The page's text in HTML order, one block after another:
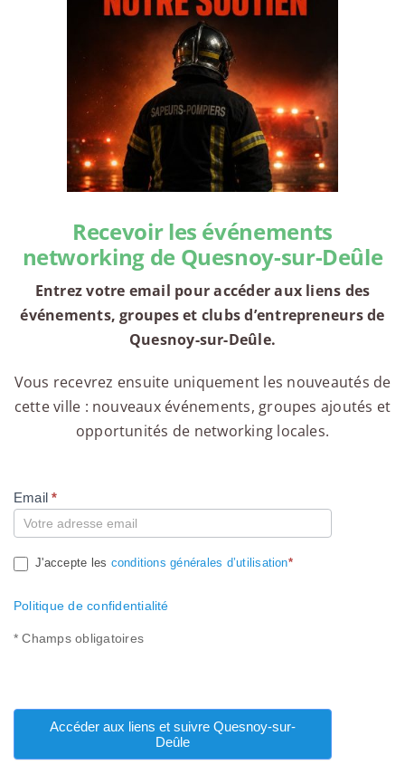
Recevoir les événements
networking de Quesnoy-sur-Deûle
Entrez votre email pour accéder aux liens des
événements, groupes et clubs d’entrepreneurs de
Quesnoy-sur-Deûle.
Vous recevrez ensuite uniquement les nouveautés de
cette ville : nouveaux événements, groupes ajoutés et
opportunités de networking locales.
Compte
Email*
J'accepte les conditions générales d’utilisation*
Politique de confidentialité
* Champs obligatoires
Accéder aux liens et suivre Quesnoy-sur-
Deûle